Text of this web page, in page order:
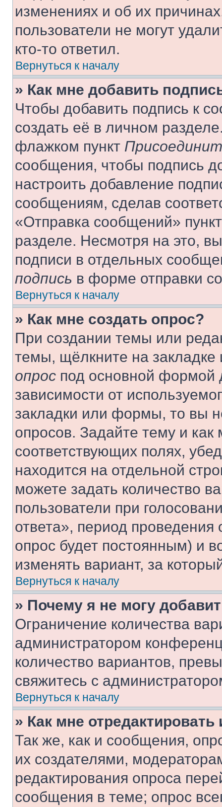
изменениях и об их
пользователи не могут
кто-то ответил.
Вернуться к началу
» Как мне добавить
Чтобы добавить подпись к
создать её в личном
флажком пункт
сообщения, чтобы подпись
настроить добавление
сообщениям, сделав
«Отправка сообщений»
разделе. Несмотря на это,
подписи в отдельных
подпись в форме отправки
Вернуться к началу
» Как мне создать опрос?
При создании темы или
темы, щёлкните на
опрос под основной формой
зависимости от
закладки или формы, то вы
опросов. Задайте тему и
соответствующих полях,
находится на отдельной
можете задать количество
пользователи при
ответа», период проведения
опрос будет постоянным) и
изменять вариант, за
Вернуться к началу
» Почему я не могу
Ограничение количества
администратором
количество вариантов,
свяжитесь с
Вернуться к началу
» Как мне
Так же, как и сообщения,
их создателями,
редактирования опроса
сообщения в теме; опрос